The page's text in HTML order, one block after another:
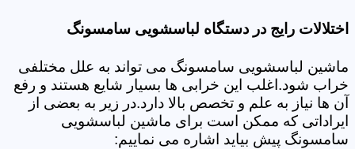
اختلالات رایج در دستگاه لباسشویی سامسونگ
ماشین لباسشویی سامسونگ می تواند به علل مختلفی
خراب شود.اغلب این خرابی ها بسیار شایع هستند و رفع
آن ها نیاز به علم و تخصص بالا دارد.در زیر به بعضی از
ایراداتی که ممکن است برای ماشین لباسشویی
سامسونگ پیش بیاید اشاره می نماییم: